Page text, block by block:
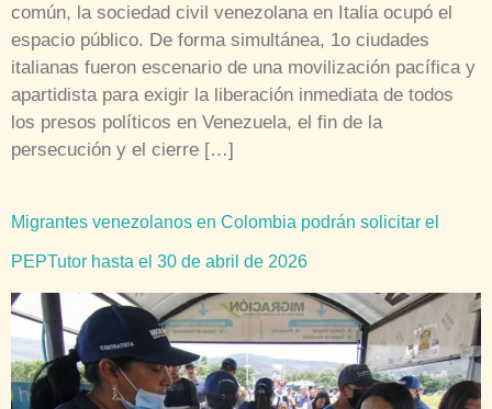
común, la sociedad civil venezolana en Italia ocupó el
espacio público. De forma simultánea, 1o ciudades
italianas fueron escenario de una movilización pacífica y
apartidista para exigir la liberación inmediata de todos
los presos políticos en Venezuela, el fin de la
persecución y el cierre […]
Migrantes venezolanos en Colombia podrán solicitar el
PEPTutor hasta el 30 de abril de 2026